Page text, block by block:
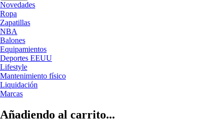
Novedades
Ropa
Zapatillas
NBA
Balones
Equipamientos
Deportes EEUU
Lifestyle
Mantenimiento físico
Liquidación
Marcas
Añadiendo al carrito...